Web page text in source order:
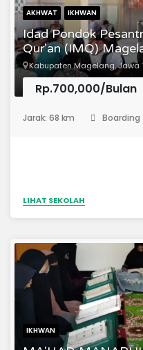
AKHWAT IKHWAN
Idad Pondok
Qur'an (IMQ)
Kabupaten Magelang, Jawa
Rp.700,000/Bulan
Jarak: 68 km Boarding
LIHAT SEKOLAH
IKHWAN